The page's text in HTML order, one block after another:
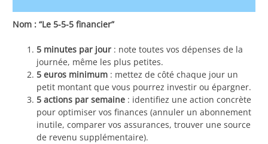
Nom : “Le 5-5-5 financier”
5 minutes par jour : note toutes vos dépenses de la
journée, même les plus petites.
5 euros minimum : mettez de côté chaque jour un
petit montant que vous pourrez investir ou épargner.
5 actions par semaine : identifiez une action concrète
pour optimiser vos finances (annuler un abonnement
inutile, comparer vos assurances, trouver une source
de revenu supplémentaire).